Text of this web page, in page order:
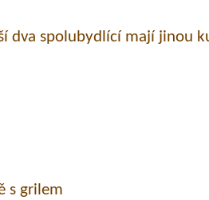
dva spolubydlící mají jinou
s grilem